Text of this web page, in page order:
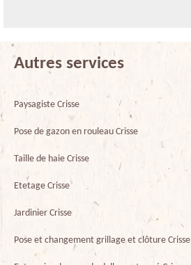
Autres services
Paysagiste Crisse
Pose de gazon en rouleau Crisse
Taille de haie Crisse
Etetage Crisse
Jardinier Crisse
Pose et changement grillage et clôture Crisse